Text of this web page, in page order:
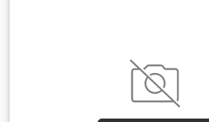
Seitenschieber, 3. Ventil, Heizung,